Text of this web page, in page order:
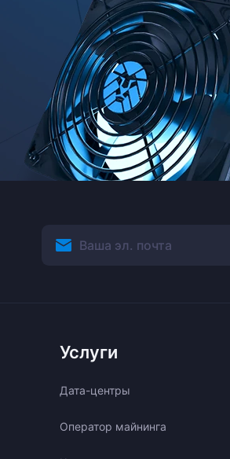
Услуги
Дата-центры
Оператор майнинга